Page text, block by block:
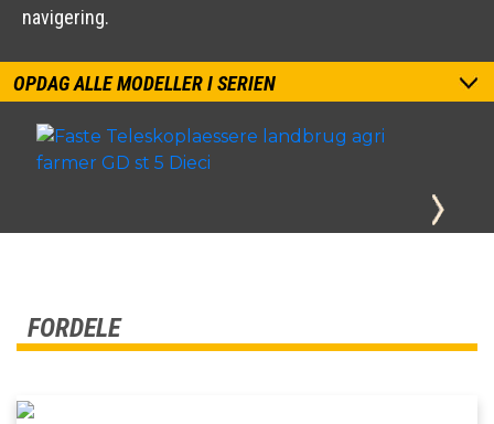
navigering.
OPDAG ALLE MODELLER I SERIEN
FORDELE